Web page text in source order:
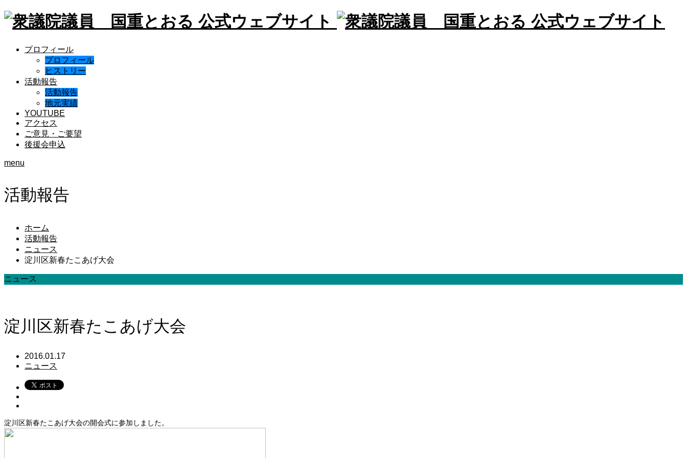
プロフィール
プロフィール
ヒストリー
活動報告
活動報告
地元実績
YOUTUBE
アクセス
ご意見・ご要望
後援会申込
menu
活動報告
ホーム
活動報告
ニュース
淀川区新春たこあげ大会
ニュース
淀川区新春たこあげ大会
2016.01.17
ニュース
淀川区新春たこあげ大会の開会式に参加しました。